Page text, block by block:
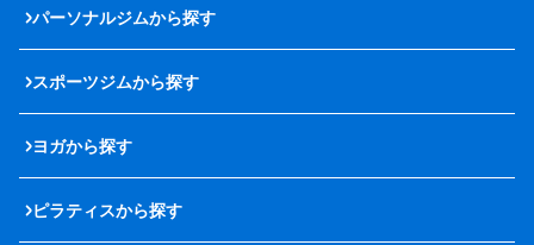
パーソナルジムから探す
スポーツジムから探す
ヨガから探す
ピラティスから探す